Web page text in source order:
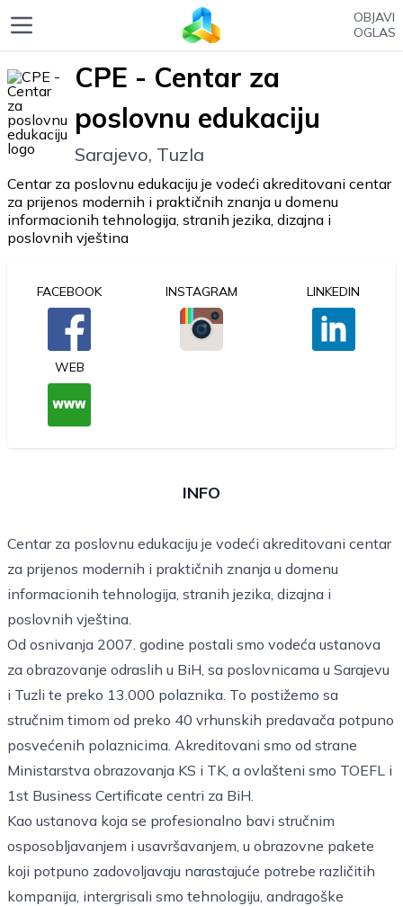
OBJAVI
OGLAS
CPE - Centar za
poslovnu edukaciju
Sarajevo, Tuzla
Centar za poslovnu edukaciju je vodeći akreditovani centar
za prijenos modernih i praktičnih znanja u domenu
informacionih tehnologija, stranih jezika, dizajna i
poslovnih vještina
FACEBOOK INSTAGRAM LINKEDIN
WEB
INFO
Centar za poslovnu edukaciju je vodeći akreditovani centar
za prijenos modernih i praktičnih znanja u domenu
informacionih tehnologija, stranih jezika, dizajna i
poslovnih vještina.
Od osnivanja 2007. godine postali smo vodeća ustanova
za obrazovanje odraslih u BiH, sa poslovnicama u Sarajevu
i Tuzli te preko 13.000 polaznika. To postižemo sa
stručnim timom od preko 40 vrhunskih predavača potpuno
posvećenih polaznicima. Akreditovani smo od strane
Ministarstva obrazovanja KS i TK, a ovlašteni smo TOEFL i
1st Business Certificate centri za BiH.
Kao ustanova koja se profesionalno bavi stručnim
osposobljavanjem i usavršavanjem, u obrazovne pakete
koji potpuno zadovoljavaju narastajuće potrebe različitih
kompanija, intergrisali smo tehnologiju, andragoške